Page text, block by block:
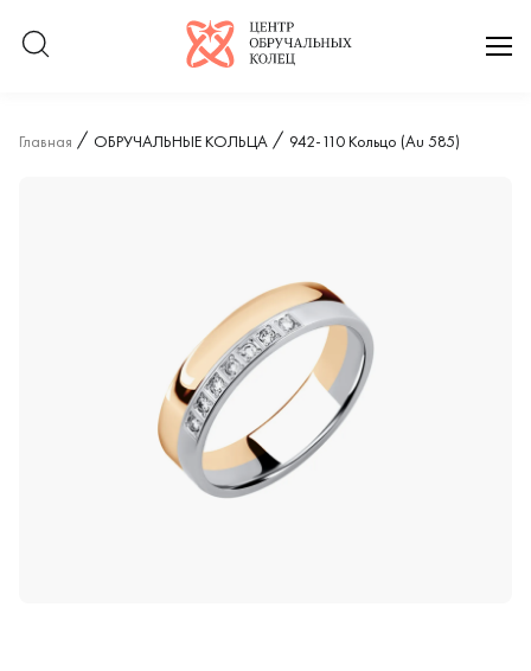
Логотип компании
Главная ОБРУЧАЛЬНЫЕ КОЛЬЦА 942-110 Кольцо (Au 585)